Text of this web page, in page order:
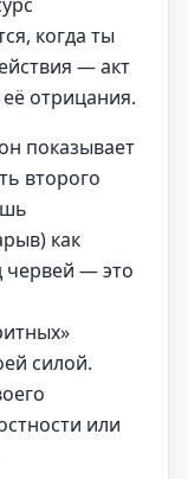
когда ты
— акт
отрицания.
показывает
второго
как
червей — это
силой.
или